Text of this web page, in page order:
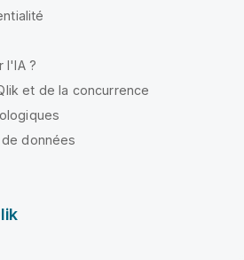
l'IA ?
et de la concurrence
données